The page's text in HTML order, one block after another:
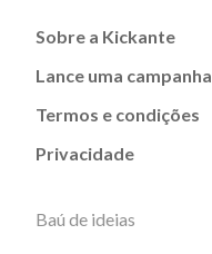
Sobre a Kickante
Lance uma campanha
Termos e condições
Privacidade
Baú de ideias